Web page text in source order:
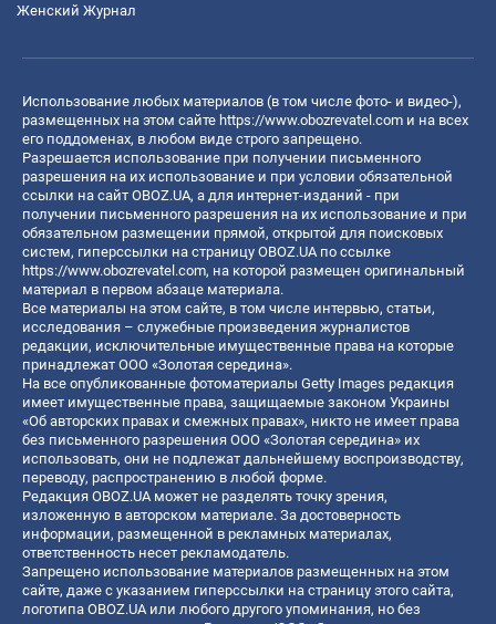
Женский Журнал
Использование любых материалов (в том числе фото- и видео-),
размещенных на этом сайте https://www.obozrevatel.com и на всех
его поддоменах, в любом виде строго запрещено.
Разрешается использование при получении письменного
разрешения на их использование и при условии обязательной
ссылки на сайт OBOZ.UA, а для интернет-изданий - при
получении письменного разрешения на их использование и при
обязательном размещении прямой, открытой для поисковых
систем, гиперссылки на страницу OBOZ.UA по ссылке
https://www.obozrevatel.com, на которой размещен оригинальный
материал в первом абзаце материала.
Все материалы на этом сайте, в том числе интервью, статьи,
исследования – служебные произведения журналистов
редакции, исключительные имущественные права на которые
принадлежат ООО «Золотая середина».
На все опубликованные фотоматериалы Getty Images редакция
имеет имущественные права, защищаемые законом Украины
«Об авторских правах и смежных правах», никто не имеет права
без письменного разрешения ООО «Золотая середина» их
использовать, они не подлежат дальнейшему воспроизводству,
переводу, распространению в любой форме.
Редакция OBOZ.UA может не разделять точку зрения,
изложенную в авторском материале. За достоверность
информации, размещенной в рекламных материалах,
ответственность несет рекламодатель.
Запрещено использование материалов размещенных на этом
сайте, даже с указанием гиперссылки на страницу этого сайта,
логотипа OBOZ.UA или любого другого упоминания, но без